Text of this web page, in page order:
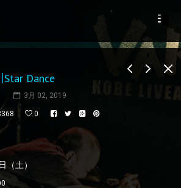
Star Dance
3月 02, 2019
0
（土）